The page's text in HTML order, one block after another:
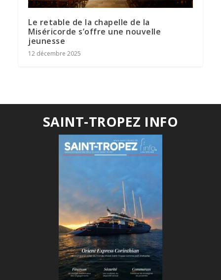
Le retable de la chapelle de la
Miséricorde s’offre une nouvelle
jeunesse
12 décembre 2025
SAINT-TROPEZ INFO